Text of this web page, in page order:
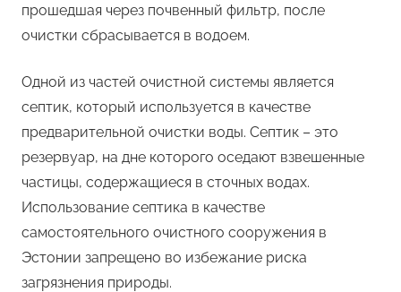
прошедшая через почвенный фильтр, после
очистки сбрасывается в водоем.
Одной из частей очистной системы является
септик, который используется в качестве
предварительной очистки воды. Септик – это
резервуар, на дне которого оседают взвешенные
частицы, содержащиеся в сточных водах.
Использование септика в качестве
самостоятельного очистного сооружения в
Эстонии запрещено во избежание риска
загрязнения природы.